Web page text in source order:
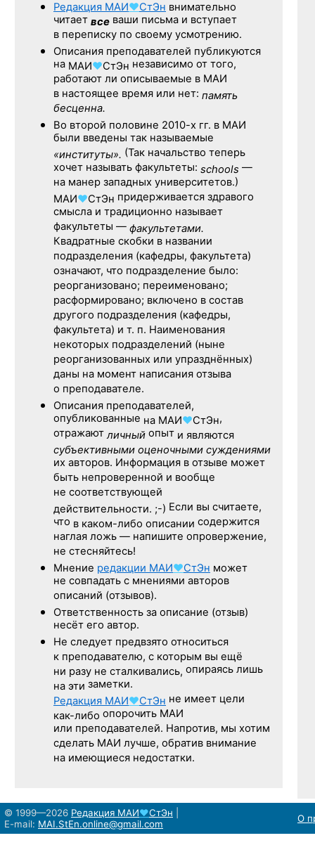
Редакция МАИ♥СтЭн внимательно
читает все ваши письма и вступает
в переписку по своему усмотрению.
Описания преподавателей публикуются
на МАИ♥СтЭн независимо от того,
работают ли описываемые в МАИ
в настоящее время или нет: память
бесценна.
Во второй половине 2010-х гг. в МАИ
были введены так называемые
«институты». (Так начальство теперь
хочет называть факультеты: schools —
на манер западных университетов.)
МАИ♥СтЭн придерживается здравого
смысла и традиционно называет
факультеты — факультетами.
Квадратные скобки в названии
подразделения (кафедры, факультета)
означают, что подразделение было:
реорганизовано; переименовано;
расформировано; включено в состав
другого подразделения (кафедры,
факультета) и т. п. Наименования
некоторых подразделений (ныне
реорганизованных или упразднённых)
даны на момент написания отзыва
о преподавателе.
Описания преподавателей,
опубликованные на МАИ♥СтЭн,
отражаютличный опыт и являются
субъективными оценочными суждениями
их авторов. Информация в отзыве может
быть непроверенной и вообще
не соответствующей
действительности. ;-) Если вы считаете,
что в каком-либо описании содержится
наглая ложь — напишите опровержение,
не стесняйтесь!
Мнение редакции МАИ♥СтЭн может
не совпадать с мнениями авторов
описаний (отзывов).
Ответственность за описание (отзыв)
несёт его автор.
Не следует предвзято относиться
к преподавателю, с которым вы ещё
ни разу не сталкивались, опираясь лишь
на эти заметки.
Редакция МАИ♥СтЭн не имеет цели
как-либо опорочить МАИ
или преподавателей. Напротив, мы хотим
сделать МАИ лучше, обратив внимание
на имеющиеся недостатки.
© 1999—2026 Редакция МАИ♥СтЭн
E-mail: MAI.StEn.online@gmail.com О